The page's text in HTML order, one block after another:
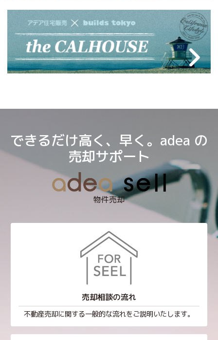
できるだけ高く、早く。adea の
売却サポート
物件売却
売却相談の流れ
不動産売却に関する一般的な流れをご説明いたします。